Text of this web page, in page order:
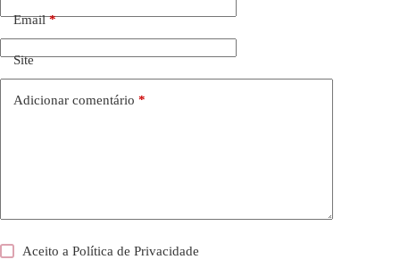
Email*
Site
Adicionar comentário *
Aceito aPolítica de Privacidade